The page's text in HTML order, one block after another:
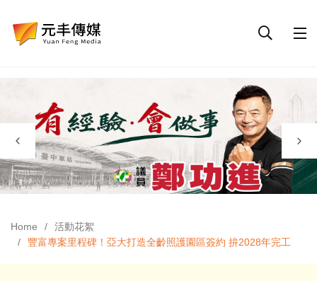
Home
活動花絮
豐富專案里程碑！亞大打造全齡照護園區簽約 拚2028年完工